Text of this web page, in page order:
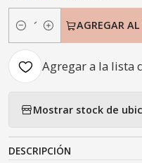
Cantidad
AGREGAR AL
Agregar a la lista
Mostrar stock de
DESCRIPCIÓN